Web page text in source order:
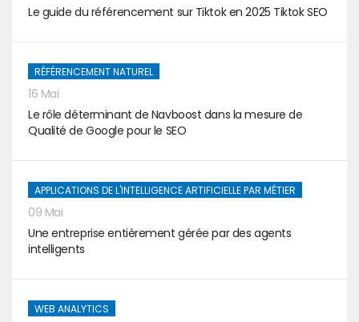
Le guide du référencement sur Tiktok en 2025 Tiktok SEO
RÉFÉRENCEMENT NATUREL
16 Mai
Le rôle déterminant de Navboost dans la mesure de
Qualité de Google pour le SEO
APPLICATIONS DE L'INTELLIGENCE ARTIFICIELLE PAR MÉTIER
09 Mai
Une entreprise entièrement gérée par des agents
intelligents
WEB ANALYTICS